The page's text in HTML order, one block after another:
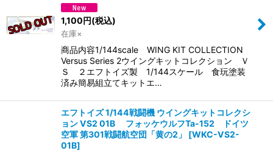
1,100円(税込)
在庫×
商品内容1/144scale WING KIT COLLECTION
Versus Series 2ウイングキットコレクション Ｖ
Ｓ ２エフトイズ製 1/144スケール 食玩塗装
済み簡易組立てキットエ…
エフトイズ 1/144戦闘機 ウイングキットコレクシ
ョン VS2 01B フォッケウルフTa-152 ドイツ
空軍 第301戦闘航空団「黄の2」
[WKC-VS2-
01B]